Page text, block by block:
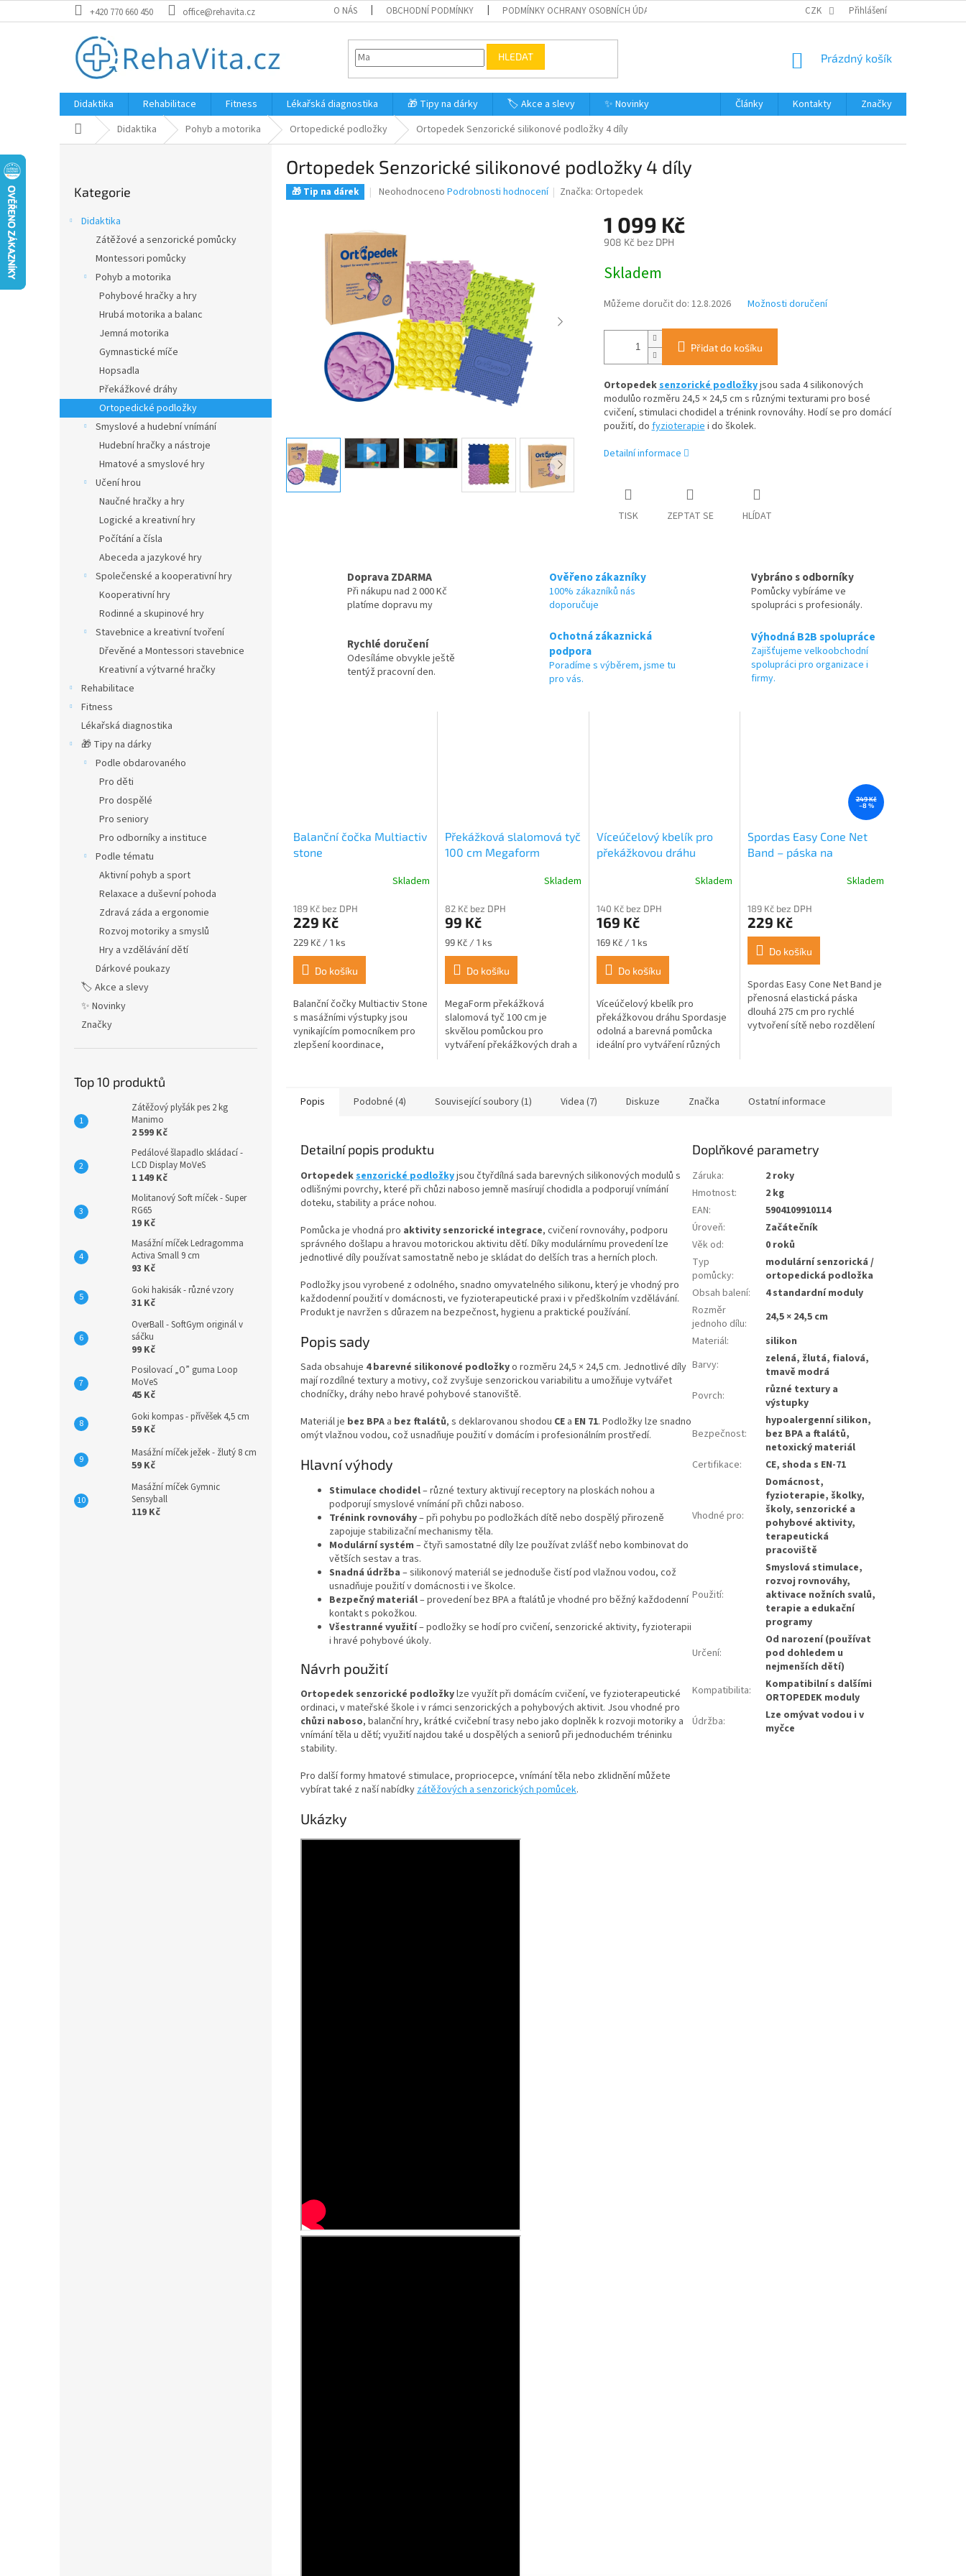
na
+420 770 660 450 office@rehavita.cz O NÁS OBCHODNÍ PODMÍNKY PODMÍNKY OCHRANY OSOBNÍCH ÚDAJŮ VRÁCENÍ ZBOŽÍ DOPRAVA A PLATBA
CZK Přihlášení
HLEDAT
NÁKUPNÍ
Prázdný košík
Didaktika Rehabilitace Fitness Lékařská diagnostika 🎁 Tipy na dárky 🏷️ Akce a slevy ✨ Novinky Články Kontakty
Značky
Domů Didaktika Pohyb a motorika Ortopedické podložky Ortopedek Senzorické silikonové podložky 4 díly
kategorie
Kategorie
Didaktika
Zátěžové a senzorické pomůcky
Montessori pomůcky
Pohyb a motorika
Pohybové hračky a hry
Hrubá motorika a balanc
Jemná motorika
Gymnastické míče
Hopsadla
Překážkové dráhy
Ortopedické podložky
Smyslové a hudební vnímání
Hudební hračky a nástroje
Hmatové a smyslové hry
Učení hrou
Naučné hračky a hry
Logické a kreativní hry
Počítání a čísla
Abeceda a jazykové hry
Společenské a kooperativní hry
Kooperativní hry
Rodinné a skupinové hry
Stavebnice a kreativní tvoření
Dřevěné a Montessori stavebnice
Kreativní a výtvarné hračky
Rehabilitace
Fitness
Lékařská diagnostika
🎁 Tipy na dárky
Podle obdarovaného
Pro děti
Pro dospělé
Pro seniory
Pro odborníky a instituce
Podle tématu
Aktivní pohyb a sport
Relaxace a duševní pohoda
Zdravá záda a ergonomie
Rozvoj motoriky a smyslů
Hry a vzdělávání dětí
Dárkové poukazy
🏷️ Akce a slevy
✨ Novinky
Značky
Top 10 produktů
Zátěžový plyšák pes 2 kg
Manimo
2 599 Kč
Pedálové šlapadlo skládací -
LCD Display MoVeS
1 149 Kč
Molitanový Soft míček - Super
RG65
19 Kč
Masážní míček Ledragomma
Activa Small 9 cm
93 Kč
Goki hakisák - různé vzory
31 Kč
OverBall - SoftGym originál v
sáčku
99 Kč
Posilovací „O” guma Loop
MoVeS
45 Kč
Goki kompas - přívěšek 4,5 cm
59 Kč
Masážní míček ježek - žlutý 8 cm
59 Kč
Masážní míček Gymnic
Sensyball
119 Kč
Ortopedek Senzorické silikonové podložky 4 díly
🎁 Tip na dárek
Průměrné
je
0,0
z
5
hvězdiček.
Neohodnoceno Podrobnosti hodnocení Značka: Ortopedek
1 099 Kč
908 Kč bez DPH
cena:
Skladem
Můžeme doručit do: 12.8.2026 Možnosti doručení
Přidat do košíku
Ortopedeksenzorické podložkyjsou sada 4 silikonových
modulůo rozměru 24,5 × 24,5 cm s různými texturami pro bosé
cvičení, stimulaci chodidel a trénink rovnováhy. Hodí se pro domácí
použití, dofyzioterapiei do školek.
Detailní informace
TISK ZEPTAT SE HLÍDAT
Doprava ZDARMA
Při nákupu nad 2 000 Kč
platíme dopravu my
Ověřeno zákazníky
100% zákazníků nás
doporučuje
Vybráno s odborníky
Pomůcky vybíráme ve
spolupráci s profesionály.
Rychlé doručení
Odesíláme obvykle ještě
tentýž pracovní den.
Ochotná zákaznická
podpora
Poradíme s výběrem, jsme tu
pro vás.
Výhodná B2B spolupráce
Zajišťujeme velkoobchodní
spolupráci pro organizace i
firmy.
Balanční čočka Multiactiv
stone
Skladem
189 Kč bez DPH
229 Kč
Měrná
cena:
229 Kč / 1 ks
Do košíku
Balanční čočky Multiactiv Stone
s masážními výstupky jsou
vynikajícím pomocníkem pro
zlepšení koordinace,
Překážková slalomová tyč
100 cm Megaform
Skladem
82 Kč bez DPH
99 Kč
Měrná
cena:
99 Kč / 1 ks
Do košíku
MegaForm překážková
slalomová tyč 100 cm je
skvělou pomůckou pro
vytváření překážkových drah a
Víceúčelový kbelík pro
překážkovou dráhu
Skladem
140 Kč bez DPH
169 Kč
Měrná
cena:
169 Kč / 1 ks
Do košíku
Víceúčelový kbelík pro
překážkovou dráhu Spordasje
odolná a barevná pomůcka
ideální pro vytváření různých
249 Kč
–8 %
Spordas Easy Cone Net
Band – páska na
Skladem
189 Kč bez DPH
229 Kč
Do košíku
Spordas Easy Cone Net Band je
přenosná elastická páska
dlouhá 275 cm pro rychlé
vytvoření sítě nebo rozdělení
Popis Podobné (4) Související soubory (1) Videa (7) Diskuze Značka Ostatní informace
Detailní popis produktu
Ortopedeksenzorické podložkyjsou čtyřdílná sada barevných silikonových modulů s
odlišnými povrchy, které při chůzi naboso jemně masírují chodidla a podporují vnímání
doteku, stability a práce nohou.
Pomůcka je vhodná pro aktivity senzorické integrace, cvičení rovnováhy, podporu
správného došlapu a hravou motorickou aktivitu dětí. Díky modulárnímu provedení lze
jednotlivé díly používat samostatně nebo je skládat do delších tras a herních ploch.
Podložky jsou vyrobené z odolného, snadno omyvatelného silikonu, který je vhodný pro
každodenní použití v domácnosti, ve fyzioterapeutické praxi i v předškolním vzdělávání.
Produkt je navržen s důrazem na bezpečnost, hygienu a praktické používání.
Popis sady
Sada obsahuje 4 barevné silikonové podložkyo rozměru 24,5 × 24,5 cm. Jednotlivé díly
mají rozdílné textury a motivy, což zvyšuje senzorickou variabilitu a umožňuje vytvářet
chodníčky, dráhy nebo hravé pohybové stanoviště.
Materiál je bez BPA a bez ftalátů, s deklarovanou shodou CE a EN 71. Podložky lze snadno
omýt vlažnou vodou, což usnadňuje použití v domácím i profesionálním prostředí.
Hlavní výhody
Stimulace chodidel– různé textury aktivují receptory na ploskách nohou a
podporují smyslové vnímání při chůzi naboso.
Trénink rovnováhy– při pohybu po podložkách dítě nebo dospělý přirozeně
zapojuje stabilizační mechanismy těla.
Modulární systém – čtyři samostatné díly lze používat zvlášť nebo kombinovat do
větších sestav a tras.
Snadná údržba – silikonový materiál se jednoduše čistí pod vlažnou vodou, což
usnadňuje použití v domácnosti i ve školce.
Bezpečný materiál– provedení bez BPA a ftalátů je vhodné pro běžný každodenní
kontakt s pokožkou.
Všestranné využití– podložky se hodí pro cvičení, senzorické aktivity, fyzioterapii
i hravé pohybové úkoly.
Návrh použití
Ortopedek senzorické podložkylze využít při domácím cvičení, ve fyzioterapeutické
ordinaci, v mateřské škole i v rámci senzorických a pohybových aktivit. Jsou vhodné pro
chůzi naboso, balanční hry, krátké cvičební trasy nebo jako doplněk k rozvoji motoriky a
vnímání těla u dětí; využití najdou také u dospělých a seniorů při jednoduchém tréninku
stability.
Pro další formy hmatové stimulace, propriocepce, vnímání těla nebo zklidnění můžete
vybírat také z naší nabídkyzátěžových a senzorických pomůcek.
Ukázky
Doplňkové parametry
Záruka:
2 roky
Hmotnost:
2 kg
EAN:
5904109910114
Úroveň:
Začátečník
Věk od:
0 roků
Typ
pomůcky:
modulární senzorická /
ortopedická podložka
Obsah balení:
4 standardní moduly
Rozměr
jednoho dílu:
24,5 × 24,5 cm
Materiál:
silikon
Barvy:
zelená, žlutá, fialová,
tmavě modrá
Povrch:
různé textury a
výstupky
Bezpečnost:
hypoalergenní silikon,
bez BPA a ftalátů,
netoxický materiál
Certifikace: CE, shoda s EN‑71
Vhodné pro:
Domácnost,
fyzioterapie, školky,
školy, senzorické a
pohybové aktivity,
terapeutická
pracoviště
Použití:
Smyslová stimulace,
rozvoj rovnováhy,
aktivace nožních svalů,
terapie a edukační
programy
Určení:
Od narození (používat
pod dohledem u
nejmenších dětí)
Kompatibilita:
Kompatibilní s dalšími
ORTOPEDEK moduly
Údržba:
Lze omývat vodou i v
myčce